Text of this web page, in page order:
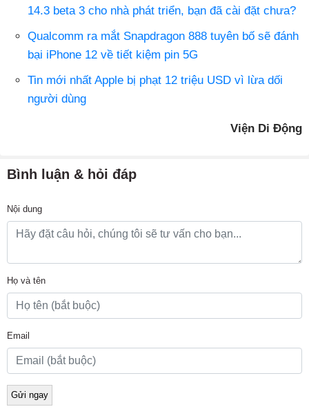
14.3 beta 3 cho nhà phát triển, bạn đã cài đặt chưa?
Qualcomm ra mắt Snapdragon 888 tuyên bố sẽ đánh
bại iPhone 12 về tiết kiệm pin 5G
Tin mới nhất Apple bị phạt 12 triệu USD vì lừa dối
người dùng
Viện Di Động
Bình luận & hỏi đáp
Nội dung
Họ và tên
Email